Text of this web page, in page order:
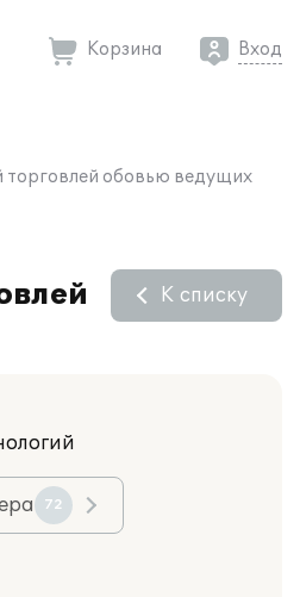
Корзина Вход
торговлей обовью ведущих
К списку
72